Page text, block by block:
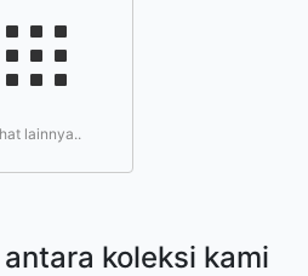
lainnya..
koleksi kami